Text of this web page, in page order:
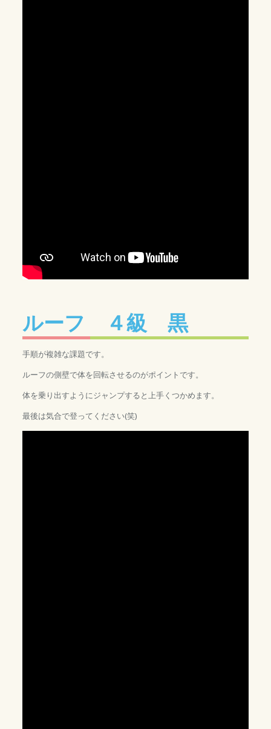
ルーフ ４級 黒
手順が複雑な課題です。
ルーフの側壁で体を回転させるのがポイントです。
体を乗り出すようにジャンプすると上手くつかめます。
最後は気合で登ってください(笑)